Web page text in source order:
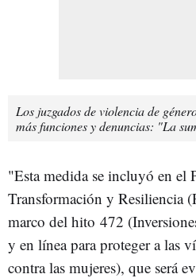
Los juzgados de violencia de
más funciones y denuncias: "La
"Esta medida se incluyó en el
Transformación y Resiliencia
marco del hito 472
y en línea para proteger a las
contra las mujeres), que será